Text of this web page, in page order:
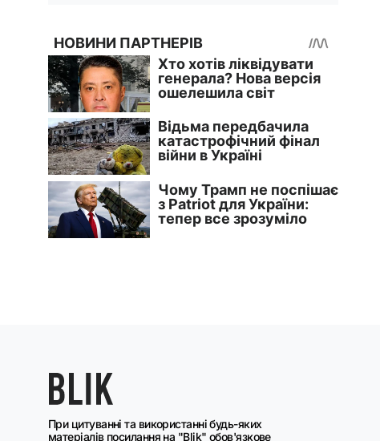
При цитуванні та використанні будь-яких
матеріалів посилання на "Blik" обов'язкове